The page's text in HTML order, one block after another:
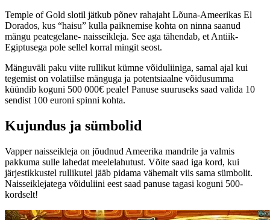
Temple of Gold slotil jätkub põnev rahajaht Lõuna-Ameerikas El
Dorados, kus “haisu” kulla paiknemise kohta on ninna saanud
mängu peategelane- naisseikleja. See aga tähendab, et Antiik-
Egiptusega pole sellel korral mingit seost.
Mänguväli paku viite rullikut kümne võiduliiniga, samal ajal kui
tegemist on volatiilse mänguga ja potentsiaalne võidusumma
küündib koguni 500 000€ peale! Panuse suuruseks saad valida 10
sendist 100 euroni spinni kohta.
Kujundus ja sümbolid
Vapper naisseikleja on jõudnud Ameerika mandrile ja valmis
pakkuma sulle lahedat meelelahutust. Võite saad iga kord, kui
järjestikkustel rullikutel jääb pidama vähemalt viis sama sümbolit.
Naisseiklejatega võiduliini eest saad panuse tagasi koguni 500-
kordselt!